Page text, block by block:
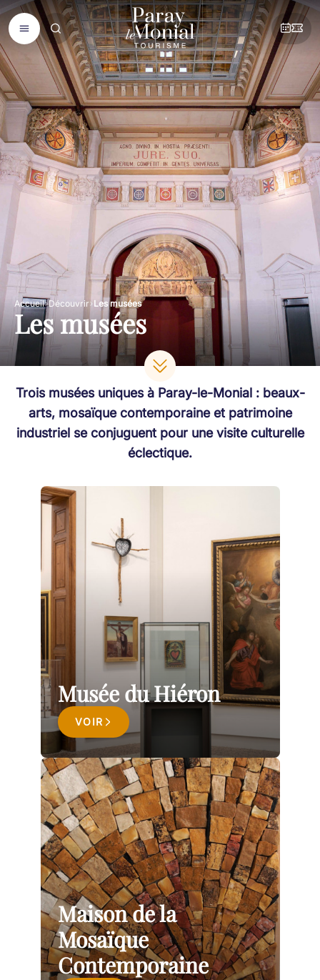
Accueil Découvrir Les musées
Les musées
Trois musées uniques à Paray-le-Monial : beaux-
arts, mosaïque contemporaine et patrimoine
industriel se conjuguent pour une visite culturelle
éclectique.
Musée du Hiéron
VOIR
Maison de la
Mosaïque
Contemporaine